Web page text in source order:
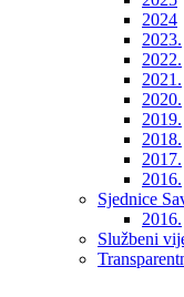
2024
2023.
2022.
2021.
2020.
2019.
2018.
2017.
2016.
Sjednice
2016.
Službeni